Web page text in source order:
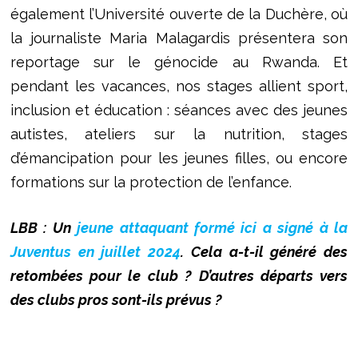
également l’Université ouverte de la Duchère, où
la journaliste Maria Malagardis présentera son
reportage sur le génocide au Rwanda. Et
pendant les vacances, nos stages allient sport,
inclusion et éducation : séances avec des jeunes
autistes, ateliers sur la nutrition, stages
d’émancipation pour les jeunes filles, ou encore
formations sur la protection de l’enfance.
LBB : Unjeune attaquant formé ici a signé à la
Juventus en juillet 2024. Cela a-t-il généré des
retombées pour le club ? D’autres départs vers
des clubs pros sont-ils prévus ?